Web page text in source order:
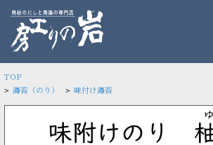
TOP
> 海苔（のり） > 味付け海苔